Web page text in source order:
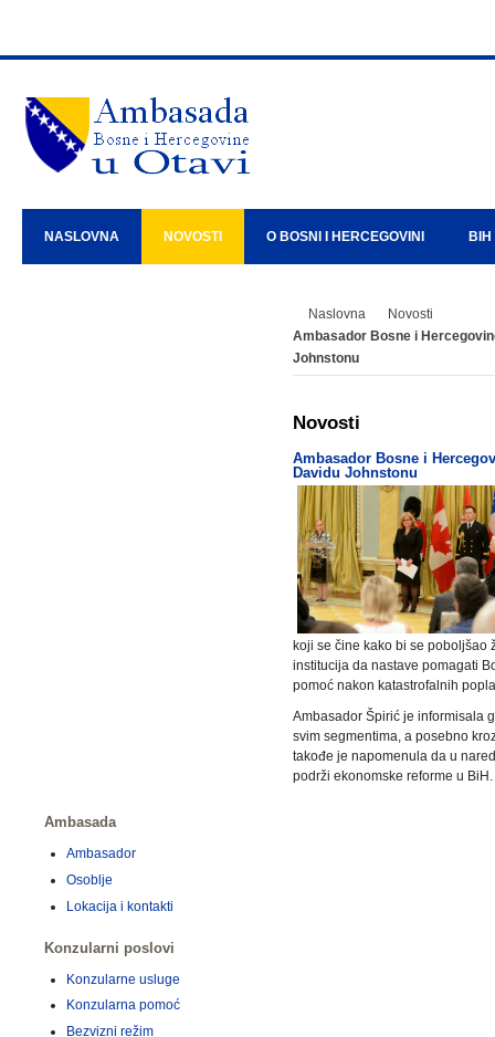
NASLOVNA NOVOSTI O BOSNI I HERCEGOVINI
Naslovna
Novosti
Ambasador Bosne i
Johnstonu
Novosti
Ambasador Bosne i
Davidu Johnstonu
koji se čine kako bi se poboljšao
institucija da nastave pomagati
pomoć nakon katastrofalnih
Ambasador Špirić je informisala
svim segmentima, a posebno
takođe je napomenula da u
podrži ekonomske reforme u BiH.
Ambasada
Ambasador
Osoblje
Lokacija i kontakti
Konzularni poslovi
Konzularne usluge
Konzularna pomoć
Bezvizni režim